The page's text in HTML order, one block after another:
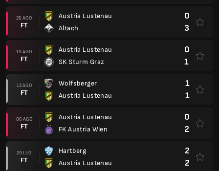
26 AGO
FT
Austria Lustenau
Altach
0
3
19 AGO
FT
Austria Lustenau
SK Sturm Graz
0
1
12 AGO
FT
Wolfsberger
Austria Lustenau
1
1
06 AGO
FT
Austria Lustenau
FK Austria Wien
0
2
29 LUG
FT
Hartberg
Austria Lustenau
2
2